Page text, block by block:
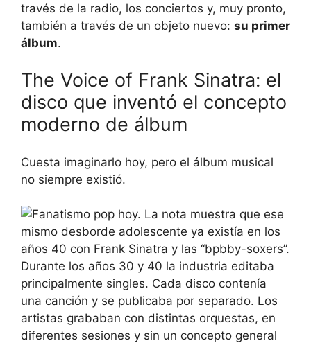
través de la radio, los conciertos y, muy pronto,
también a través de un objeto nuevo: su primer
álbum.
The Voice of Frank Sinatra: el
disco que inventó el concepto
moderno de álbum
Cuesta imaginarlo hoy, pero el álbum musical
no siempre existió.
Durante los años 30 y 40 la industria editaba
principalmente singles. Cada disco contenía
una canción y se publicaba por separado. Los
artistas grababan con distintas orquestas, en
diferentes sesiones y sin un concepto general